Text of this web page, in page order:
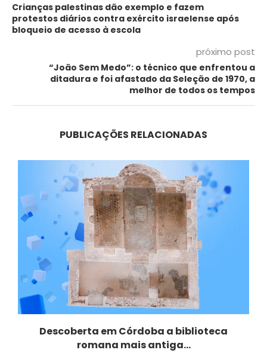
Crianças palestinas dão exemplo e fazem
protestos diários contra exército israelense após
bloqueio de acesso à escola
próximo post
“João Sem Medo”: o técnico que enfrentou a
ditadura e foi afastado da Seleção de 1970, a
melhor de todos os tempos
PUBLICAÇÕES RELACIONADAS
Descoberta em Córdoba a biblioteca
romana mais antiga...